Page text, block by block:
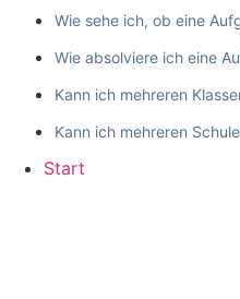
Wie sehe ich, ob eine
Wie absolviere ich eine
Kann ich mehreren
Kann ich mehreren
Start